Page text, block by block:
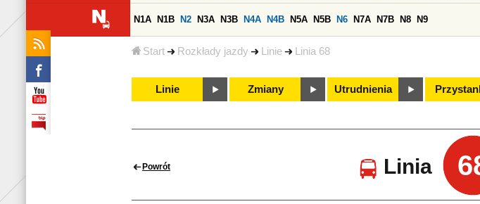
Start Rozkłady jazdy Linie Linia 68
N1A N1B N2 N3A N3B N4A N4B N5A N5B N6 N7A N7B N8 N9
Linie Zmiany Utrudnienia
Powrót Linia